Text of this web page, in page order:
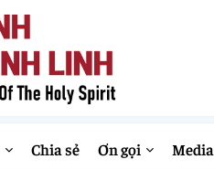
Chia sẻ Ơn gọi Media